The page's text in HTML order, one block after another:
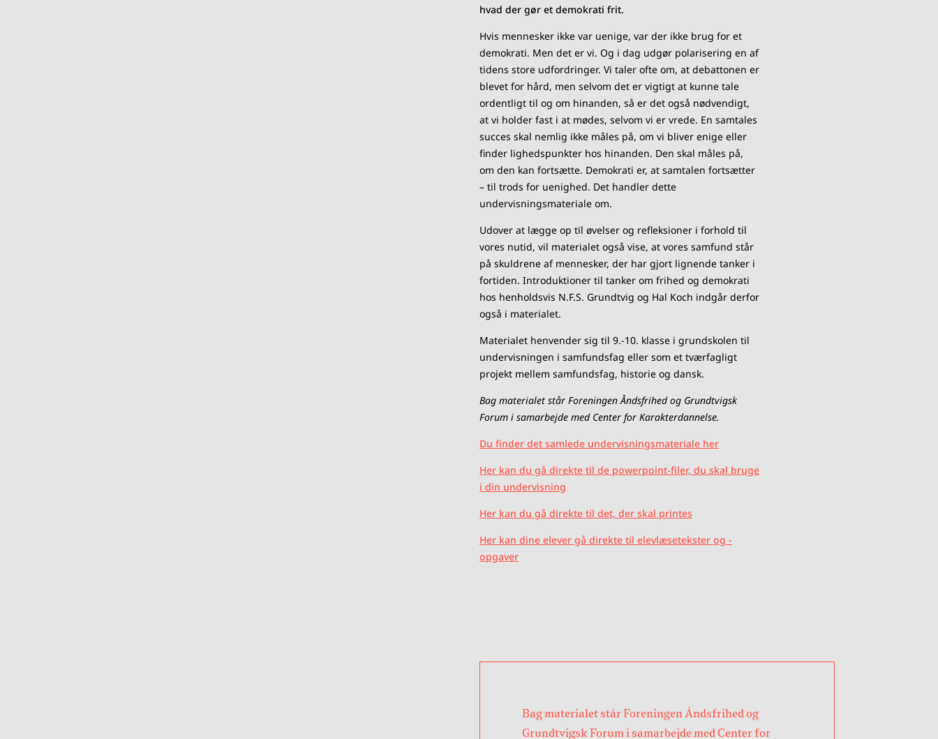
hvad der gør et demokrati frit.
Hvis mennesker ikke var uenige, var der ikke brug for et
demokrati. Men det er vi. Og i dag udgør polarisering en af
tidens store udfordringer. Vi taler ofte om, at debattonen er
blevet for hård, men selvom det er vigtigt at kunne tale
ordentligt til og om hinanden, så er det også nødvendigt,
at vi holder fast i at mødes, selvom vi er vrede. En samtales
succes skal nemlig ikke måles på, om vi bliver enige eller
finder lighedspunkter hos hinanden. Den skal måles på,
om den kan fortsætte. Demokrati er, at samtalen fortsætter
– til trods for uenighed. Det handler dette
undervisningsmateriale om.
Udover at lægge op til øvelser og refleksioner i forhold til
vores nutid, vil materialet også vise, at vores samfund står
på skuldrene af mennesker, der har gjort lignende tanker i
fortiden. Introduktioner til tanker om frihed og demokrati
hos henholdsvis N.F.S. Grundtvig og Hal Koch indgår derfor
også i materialet.
Materialet henvender sig til 9.-10. klasse i grundskolen til
undervisningen i samfundsfag eller som et tværfagligt
projekt mellem samfundsfag, historie og dansk.
Bag materialet står Foreningen Åndsfrihed og Grundtvigsk
Forum i samarbejde med Center for Karakterdannelse.
Du finder det samlede undervisningsmateriale her
Her kan du gå direkte til de powerpoint-filer, du skal bruge
i din undervisning
Her kan du gå direkte til det, der skal printes
Her kan dine elever gå direkte til elevlæsetekster og -
opgaver
Bag materialet står Foreningen Åndsfrihed og
Grundtvigsk Forum i samarbejde med Center for